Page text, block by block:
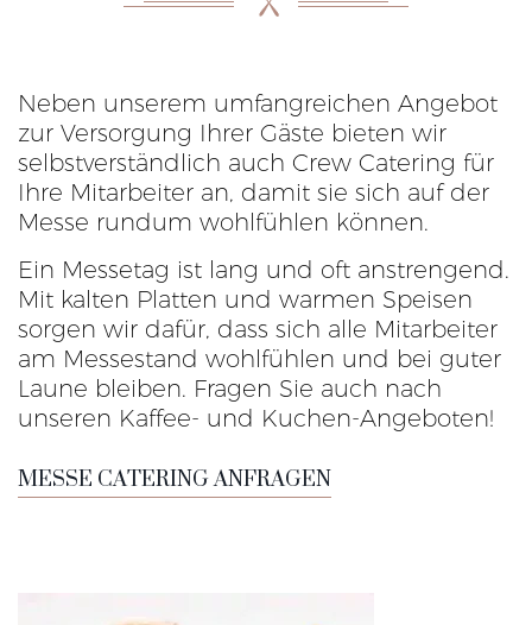
Neben unserem umfangreichen Angebot
zur Versorgung Ihrer Gäste bieten wir
selbstverständlich auch Crew Catering für
Ihre Mitarbeiter an, damit sie sich auf der
Messe rundum wohlfühlen können.
Ein Messetag ist lang und oft anstrengend.
Mit kalten Platten und warmen Speisen
sorgen wir dafür, dass sich alle Mitarbeiter
am Messestand wohlfühlen und bei guter
Laune bleiben. Fragen Sie auch nach
unseren Kaffee- und Kuchen-Angeboten!
MESSE CATERING ANFRAGEN